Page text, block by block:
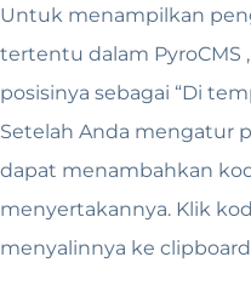
Untuk menampilkan
tertentu dalam PyroCMS
posisinya sebagai “Di
Setelah Anda mengatur
dapat menambahkan
menyertakannya. Klik
menyalinnya ke